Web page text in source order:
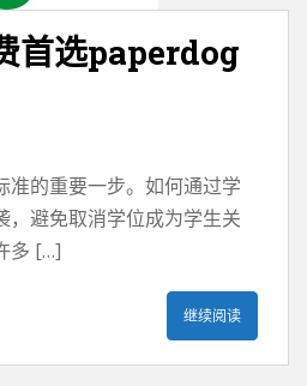
首选paperdog
准的重要一步。如何通过学
，避免取消学位成为学生关
多 […]
继续阅读